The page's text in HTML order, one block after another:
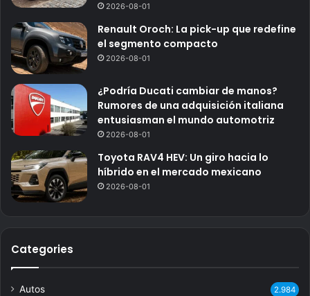
2026-08-01
Renault Oroch: La pick-up que redefine
el segmento compacto
2026-08-01
¿Podría Ducati cambiar de manos?
Rumores de una adquisición italiana
entusiasman el mundo automotriz
2026-08-01
Toyota RAV4 HEV: Un giro hacia lo
híbrido en el mercado mexicano
2026-08-01
Categories
Autos 2.984